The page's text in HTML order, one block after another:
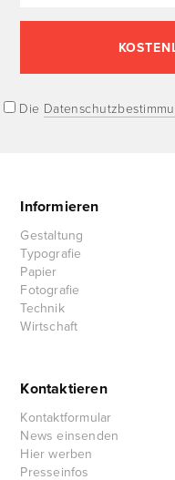
Die
Informieren
Gestaltung
Typografie
Papier
Fotografie
Technik
Wirtschaft
Kontaktieren
Kontaktformular
News einsenden
Hier werben
Presseinfos